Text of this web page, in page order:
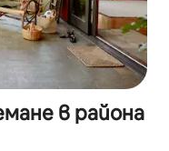
в района